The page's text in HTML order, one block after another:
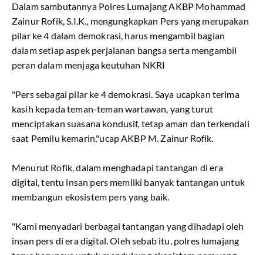
Dalam sambutannya Polres Lumajang AKBP Mohammad
Zainur Rofik, S.I.K., mengungkapkan Pers yang merupakan
pilar ke 4 dalam demokrasi, harus mengambil bagian
dalam setiap aspek perjalanan bangsa serta mengambil
peran dalam menjaga keutuhan NKRI
"Pers sebagai pilar ke 4 demokrasi. Saya ucapkan terima
kasih kepada teman-teman wartawan, yang turut
menciptakan suasana kondusif, tetap aman dan terkendali
saat Pemilu kemarin,"ucap AKBP M. Zainur Rofik.
Menurut Rofik, dalam menghadapi tantangan di era
digital, tentu insan pers memliki banyak tantangan untuk
membangun ekosistem pers yang baik.
"Kami menyadari berbagai tantangan yang dihadapi oleh
insan pers di era digital. Oleh sebab itu, polres lumajang